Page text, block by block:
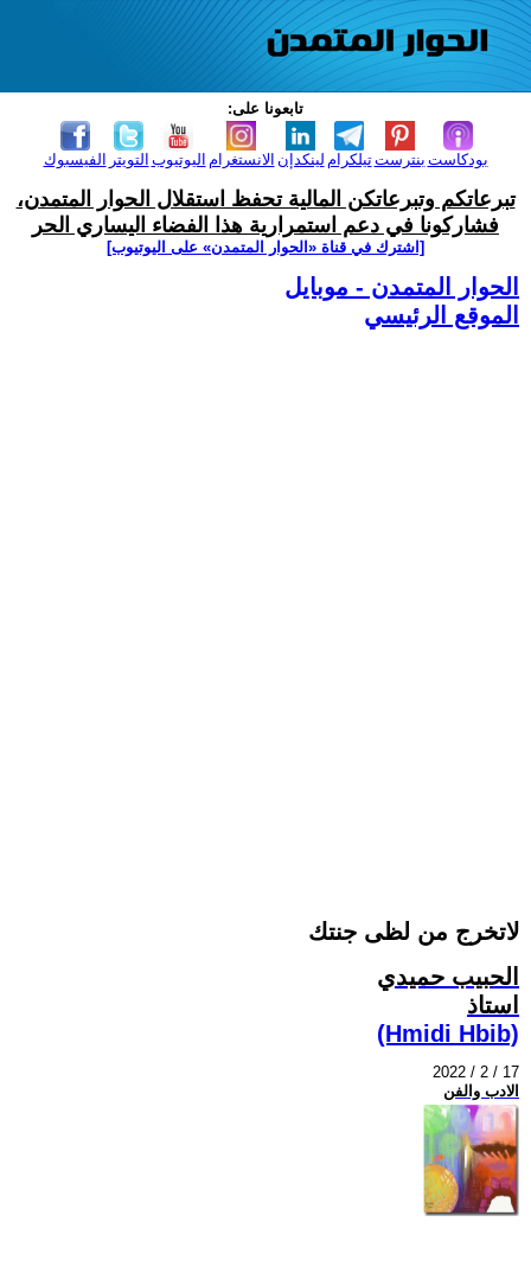
تابعونا على:
الفيسبوك التويتر اليوتيوب الانستغرام لينكدإن تيلكرامبنترست بودكاست
تبرعاتكم وتبرعاتكن المالية تحفظ استقلال الحوار المتمدن،
فشاركونا في دعم استمرارية هذا الفضاء اليساري الحر
[اشترك في قناة ‫«الحوار المتمدن» على اليوتيوب]
الحوار المتمدن - موبايل
الموقع الرئيسي
لاتخرج من لظى جنتك
الحبيب حميدي
استاذ
(Hmidi Hbib)
2022 / 2 / 17
الادب والفن